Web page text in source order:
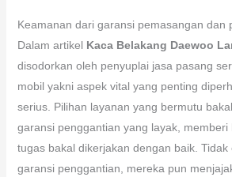
Keamanan dari garansi pemasangan dan
Dalam artikel Kaca Belakang Daewoo
disodorkan oleh penyuplai jasa pasang
mobil yakni aspek vital yang penting
serius. Pilihan layanan yang bermutu
garansi penggantian yang layak, memberi
tugas bakal dikerjakan dengan baik. Tidak
garansi penggantian, mereka pun